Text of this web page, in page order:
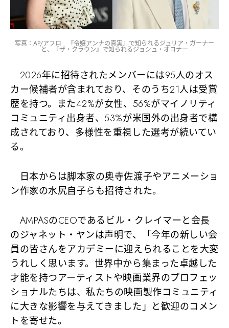
写真：AP/アフロ 『令嬢アンナの真実』で知られるジュリア・ガーナー
と、『ザ・クラウン』で知られるジョシュ・オコナー
2026年に招待されたメンバーには95人のオス
カー候補者が含まれており、そのうち21人は受賞
歴を持つ。また42%が女性、56%がマイノリティ
コミュニティ出身者、53%が米国外の出身者で構
成されており、多様性を重視した選考が続いてい
る。
日本からは脚本家の奥寺佐渡子やアニメーショ
ン作家の水尻自子らも招待された。
AMPASのCEOであるビル・クレイマーと会長
のジャネット・ヤンは声明で、「今年の新しい会
員の皆さんをアカデミーに迎えられることを大変
うれしく思います。世界中から集まった卓越した
才能を持つアーティストや映画業界のプロフェッ
ショナルたちは、私たちの映画製作コミュニティ
に大きな影響を与えてきました」と歓迎のコメン
トを寄せた。